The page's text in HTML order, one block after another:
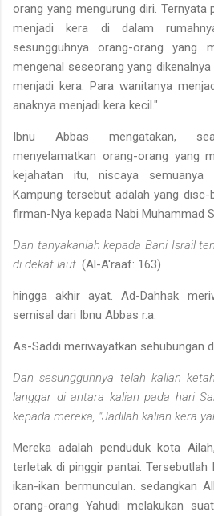
orang yang mengurung diri. Ternyata
men­jadi kera di dalam
sesungguhnya orang-orang yang
mengenal seseorang yang
menjadi kera. Para wanitanya
anaknya menjadi kera kecil."
Ibnu Abbas mengatakan,
menyelamatkan orang-orang yang
kejahatan itu, niscaya se­muanya
Kampung tersebut adalah yang
firman-Nya kepada Nabi Muhammad
Dan tanyakanlah kepada Bani Israil
di dekat laut. (Al-A'raaf: 163)
hingga akhir ayat. Ad-Dahhak
semisal dari Ibnu Abbas r.a.
As-Saddi meriwayatkan sehubungan
Dan sesungguhnya telah kalian
langgar di antara kalian pada hari
kepada mereka, "Jadilah kalian kera
Mereka adalah penduduk kota
terletak di pinggir pantai. Tersebutlah
ikan-ikan ber­munculan. sedangkan
orang-orang Yahudi melakukan